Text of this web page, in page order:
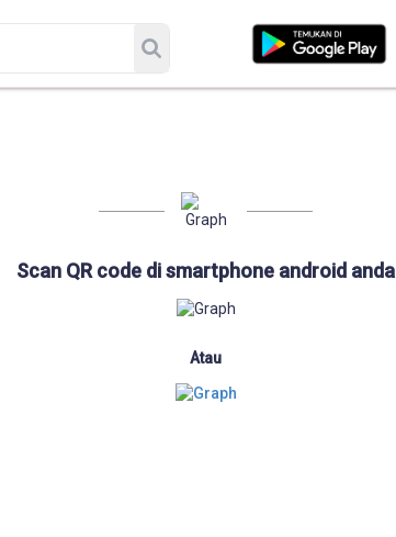
Scan QR code di smartphone android anda
Atau